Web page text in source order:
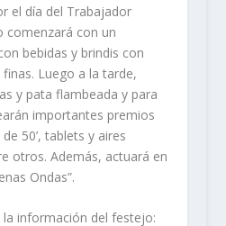
el día del Trabajador
comenzará con un
bebidas y brindis con
Luego a la tarde,
y pata flambeada y para
importantes premios
50’, tablets y aires
otros. Además, actuará en
Ondas”.
información del festejo: